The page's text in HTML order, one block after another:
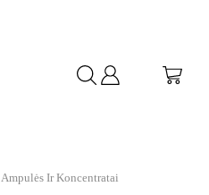
Ampulės Ir Koncentratai